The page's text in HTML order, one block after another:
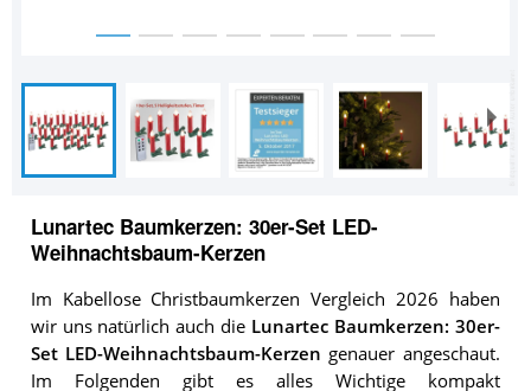
Lunartec Baumkerzen: 30er-Set LED-
Weihnachtsbaum-Kerzen
Im Kabellose Christbaumkerzen Vergleich 2026 haben
wir uns natürlich auch die Lunartec Baumkerzen: 30er-
Set LED-Weihnachtsbaum-Kerzen genauer angeschaut.
Im Folgenden gibt es alles Wichtige kompakt